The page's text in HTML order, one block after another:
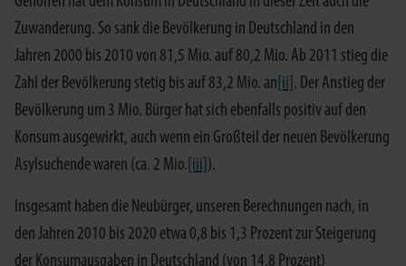
Zuwanderung. So sank die Bevölkerung in Deutschland in den
Jahren 2000 bis 2010 von 81,5 Mio. auf 80,2 Mio. Ab 2011 stieg die
Zahl der Bevölkerung stetig bis auf 83,2 Mio. an [ii] . Der Anstieg der
Bevölkerung um 3 Mio. Bürger hat sich ebenfalls positiv auf den
Konsum ausgewirkt, auch wenn ein Großteil der neuen Bevölkerung
Asylsuchende waren (ca. 2 Mio. [iii] ).
Insgesamt haben die Neubürger, unseren Berechnungen nach, in
den Jahren 2010 bis 2020 etwa 0,8 bis 1,3 Prozent zur Steigerung
der Konsumausgaben in Deutschland (von 14,8 Prozent)